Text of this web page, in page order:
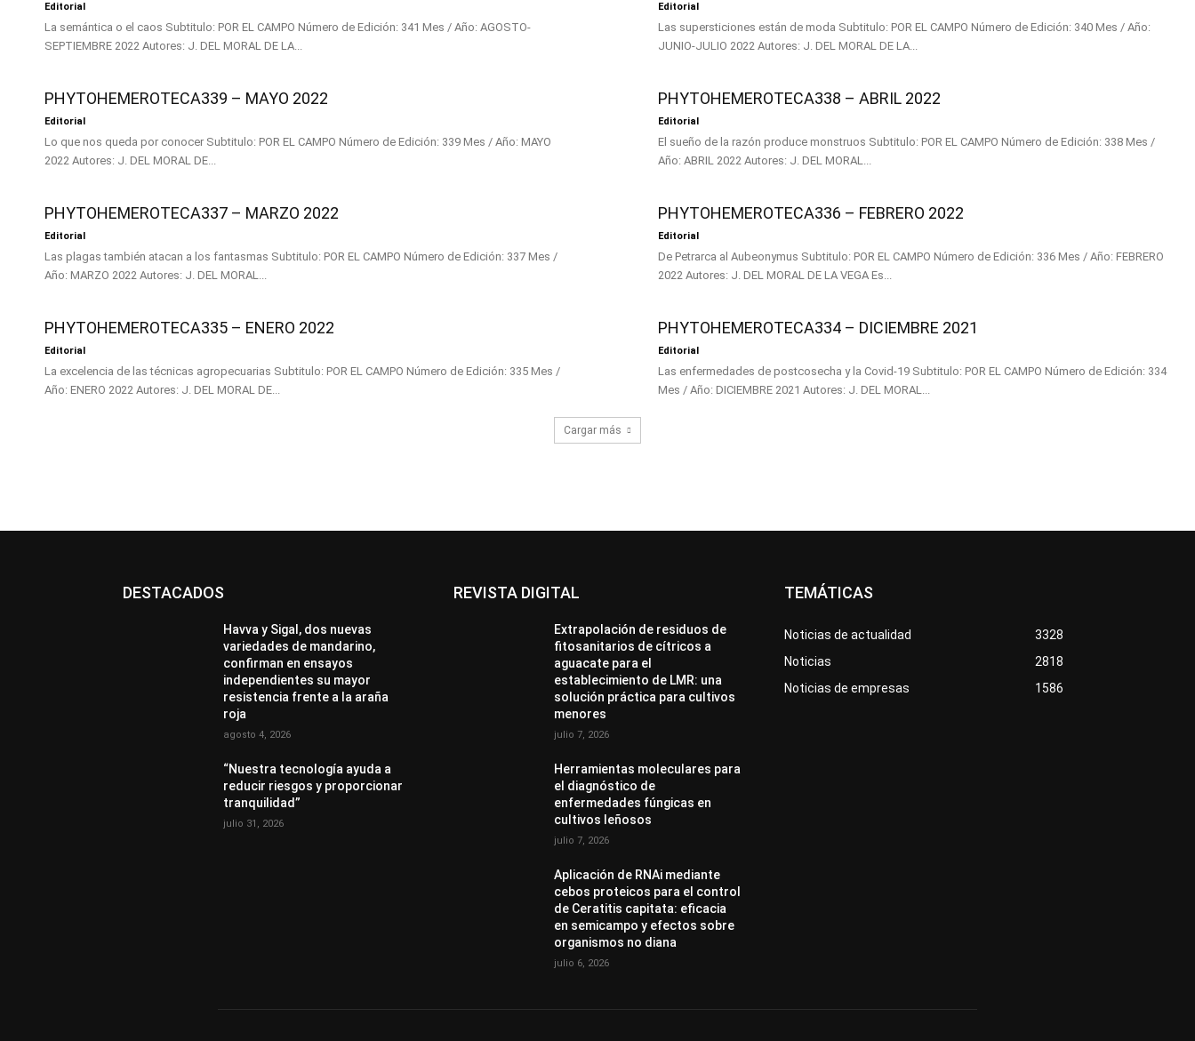
Editorial
La semántica o el caos Subtitulo: POR EL CAMPO Número de Edición: 341 Mes / Año: AGOSTO-
SEPTIEMBRE 2022 Autores: J. DEL MORAL DE LA...
Editorial
Las supersticiones están de moda Subtitulo: POR EL CAMPO Número de Edición: 340 Mes / Año:
JUNIO-JULIO 2022 Autores: J. DEL MORAL DE LA...
PHYTOHEMEROTECA339 – MAYO 2022
Editorial
Lo que nos queda por conocer Subtitulo: POR EL CAMPO Número de Edición: 339 Mes / Año: MAYO
2022 Autores: J. DEL MORAL DE...
PHYTOHEMEROTECA338 – ABRIL 2022
Editorial
El sueño de la razón produce monstruos Subtitulo: POR EL CAMPO Número de Edición: 338 Mes /
Año: ABRIL 2022 Autores: J. DEL MORAL...
PHYTOHEMEROTECA337 – MARZO 2022
Editorial
Las plagas también atacan a los fantasmas Subtitulo: POR EL CAMPO Número de Edición: 337 Mes /
Año: MARZO 2022 Autores: J. DEL MORAL...
PHYTOHEMEROTECA336 – FEBRERO 2022
Editorial
De Petrarca al Aubeonymus Subtitulo: POR EL CAMPO Número de Edición: 336 Mes / Año: FEBRERO
2022 Autores: J. DEL MORAL DE LA VEGA Es...
PHYTOHEMEROTECA335 – ENERO 2022
Editorial
La excelencia de las técnicas agropecuarias Subtitulo: POR EL CAMPO Número de Edición: 335 Mes /
Año: ENERO 2022 Autores: J. DEL MORAL DE...
PHYTOHEMEROTECA334 – DICIEMBRE 2021
Editorial
Las enfermedades de postcosecha y la Covid-19 Subtitulo: POR EL CAMPO Número de Edición: 334
Mes / Año: DICIEMBRE 2021 Autores: J. DEL MORAL...
Cargar más
DESTACADOS
Havva y Sigal, dos nuevas
variedades de mandarino,
confirman en ensayos
independientes su mayor
resistencia frente a la araña
roja
agosto 4, 2026
“Nuestra tecnología ayuda a
reducir riesgos y proporcionar
tranquilidad”
julio 31, 2026
REVISTA DIGITAL
Extrapolación de residuos de
fitosanitarios de cítricos a
aguacate para el
establecimiento de LMR: una
solución práctica para cultivos
menores
julio 7, 2026
Herramientas moleculares para
el diagnóstico de
enfermedades fúngicas en
cultivos leñosos
julio 7, 2026
Aplicación de RNAi mediante
cebos proteicos para el control
de Ceratitis capitata: eficacia
en semicampo y efectos sobre
organismos no diana
julio 6, 2026
TEMÁTICAS
Noticias de actualidad
3328
Noticias
2818
Noticias de empresas
1586